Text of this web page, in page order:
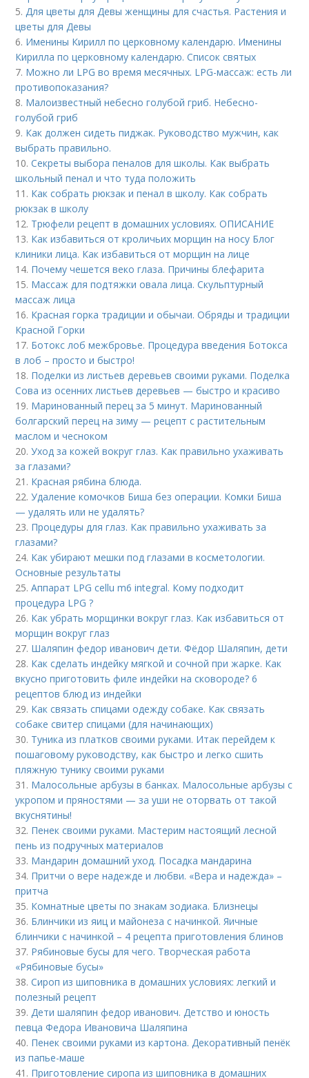
5.Для цветы для Девы женщины для счастья. Растения и
цветы для Девы
6. Именины Кирилл по церковному календарю. Именины
Кирилла по церковному календарю. Список святых
7. Можно ли LPG во время месячных. LPG-массаж: есть ли
противопоказания?
8. Малоизвестный небесно голубой гриб. Небесно-
голубой гриб
9. Как должен сидеть пиджак. Руководство мужчин, как
выбрать правильно.
10.Секреты выбора пеналов для школы. Как выбрать
школьный пенал и что туда положить
11. Как собрать рюкзак и пенал в школу. Как собрать
рюкзак в школу
12. Трюфели рецепт в домашних условиях. ОПИСАНИЕ
13. Как избавиться от кроличьих морщин на носу Блог
клиники лица. Как избавиться от морщин на лице
14. Почему чешется веко глаза. Причины блефарита
15. Массаж для подтяжки овала лица. Скульптурный
массаж лица
16. Красная горка традиции и обычаи. Обряды и традиции
Красной Горки
17. Ботокс лоб межбровье. Процедура введения Ботокса
в лоб – просто и быстро!
18. Поделки из листьев деревьев своими руками. Поделка
Сова из осенних листьев деревьев — быстро и красиво
19. Маринованный перец за 5 минут. Маринованный
болгарский перец на зиму — рецепт с растительным
маслом и чесноком
20.Уход за кожей вокруг глаз. Как правильно ухаживать
за глазами?
21. Красная рябина блюда.
22.Удаление комочков Биша без операции. Комки Биша
— удалять или не удалять?
23. Процедуры для глаз. Как правильно ухаживать за
глазами?
24. Как убирают мешки под глазами в косметологии.
Основные результаты
25.Аппарат LPG cellu m6 integral. Кому подходит
процедура LPG ?
26. Как убрать морщинки вокруг глаз. Как избавиться от
морщин вокруг глаз
27. Шаляпин федор иванович дети. Фёдор Шаляпин, дети
28. Как сделать индейку мягкой и сочной при жарке. Как
вкусно приготовить филе индейки на сковороде? 6
рецептов блюд из индейки
29. Как связать спицами одежду собаке. Как связать
собаке свитер спицами (для начинающих)
30. Туника из платков своими руками. Итак перейдем к
пошаговому руководству, как быстро и легко сшить
пляжную тунику своими руками
31. Малосольные арбузы в банках. Малосольные арбузы с
укропом и пряностями — за уши не оторвать от такой
вкуснятины!
32. Пенек своими руками. Мастерим настоящий лесной
пень из подручных материалов
33. Мандарин домашний уход. Посадка мандарина
34. Притчи о вере надежде и любви. «Вера и надежда» –
притча
35. Комнатные цветы по знакам зодиака. Близнецы
36. Блинчики из яиц и майонеза с начинкой. Яичные
блинчики с начинкой – 4 рецепта приготовления блинов
37. Рябиновые бусы для чего. Творческая работа
«Рябиновые бусы»
38.Сироп из шиповника в домашних условиях: легкий и
полезный рецепт
39.Дети шаляпин федор иванович. Детство и юность
певца Федора Ивановича Шаляпина
40. Пенек своими руками из картона. Декоративный пенёк
из папье-маше
41. Приготовление сиропа из шиповника в домашних